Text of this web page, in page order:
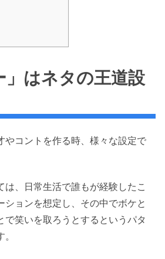
」はネタの王道設
やコントを作る時、様々な設定で
は、日常生活で誰もが経験したこ
ションを想定し、その中でボケと
で笑いを取ろうとするというパタ